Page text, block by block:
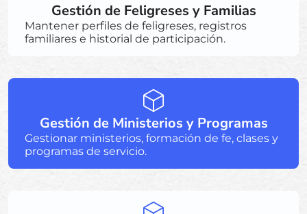
Gestión de Feligreses y Familias
Mantener perfiles de feligreses, registros
familiares e historial de participación.
Gestión de Ministerios y Programas
Gestionar ministerios, formación de fe, clases y
programas de servicio.